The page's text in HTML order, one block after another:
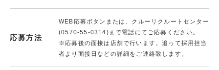
応募方法
WEB応募ボタンまたは、クルーリクルートセンター
(0570-55-0314)まで電話にてご応募ください。
※応募後の面接は店舗で行います。追って採用担当
者より面接日などの詳細をご連絡致します。